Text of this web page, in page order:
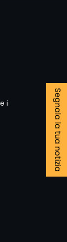
Segnala la tua notizia
i